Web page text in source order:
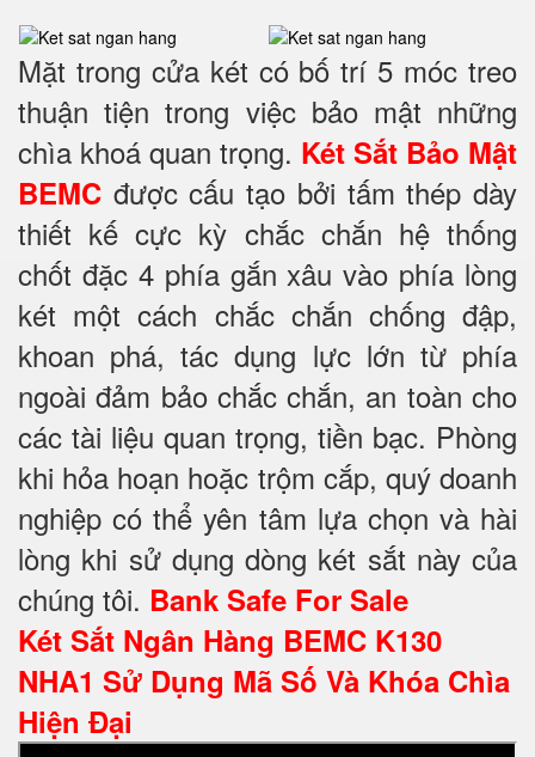
Mặt trong cửa két có bố trí 5 móc treo
thuận tiện trong việc bảo mật những
chìa khoá quan trọng. Két Sắt Bảo Mật
BEMC được cấu tạo bởi tấm thép dày
thiết kế cực kỳ chắc chắn hệ thống
chốt đặc 4 phía gắn xâu vào phía lòng
két một cách chắc chắn chống đập,
khoan phá, tác dụng lực lớn từ phía
ngoài đảm bảo chắc chắn, an toàn cho
các tài liệu quan trọng, tiền bạc. Phòng
khi hỏa hoạn hoặc trộm cắp, quý doanh
nghiệp có thể yên tâm lựa chọn và hài
lòng khi sử dụng dòng két sắt này của
chúng tôi. Bank Safe For Sale
Két Sắt Ngân Hàng BEMC K130
NHA1 Sử Dụng Mã Số Và Khóa Chìa
Hiện Đại